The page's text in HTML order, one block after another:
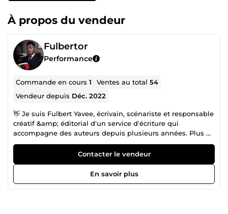
À propos du vendeur
Fulbertor
Performance
Commande en cours1 Ventes au total54
Vendeur depuis Déc. 2022
👋 Je suis Fulbert Yavee, écrivain, scénariste et responsable
créatif &amp; éditorial d'un service d'écriture qui
accompagne des auteurs depuis plusieurs années. Plus de
300 auteurs ont déjà été accompagnés grâce à cette
approche. 🤝 🎯 CE QUI ME DIFFÉRENCIE : Beaucoup de
rédacteurs écrivent un texte. Moi, je pilote votre projet de
bout en bout : de l'écriture du manuscrit jusqu'à sa mise
en valeur auprès des lecteurs. Je sais ce qui se vend,
Contacter le vendeur
En savoir plus